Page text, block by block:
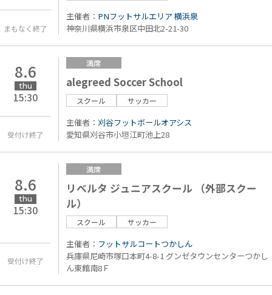
まもなく終了
主催者： PNフットサルエリア 横浜泉
神奈川県横浜市泉区中田北2-21-30
8.6
thu
15:30
受付け終了
満席
alegreed Soccer School
スクール サッカー
主催者： 刈谷フットボールオアシス
愛知県刈谷市小垣江町池上28
8.6
thu
15:30
受付け終了
満席
リベルタ ジュニアスクール （外部スクー
ル）
スクール サッカー
主催者： フットサルコートつかしん
兵庫県尼崎市塚口本町4-8-1 グンゼタウンセンターつかし
ん東館南8Ｆ